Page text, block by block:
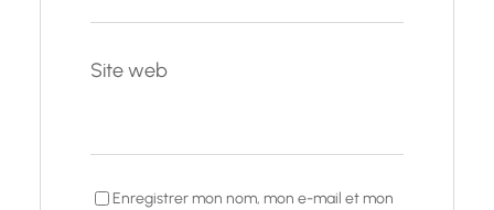
Site web
Enregistrer mon nom, mon e-mail et mon